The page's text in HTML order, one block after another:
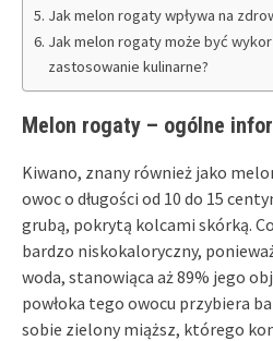
Jak melon rogaty wpływa na
Jak melon rogaty może być
zastosowanie kulinarne?
Melon rogaty – ogólne
Kiwano, znany również jako
owoc o długości od 10 do 15
grubą, pokrytą kolcami skórką.
bardzo niskokaloryczny,
woda, stanowiąca aż 89% jego
powłoka tego owocu przybiera
sobie zielony miąższ, którego